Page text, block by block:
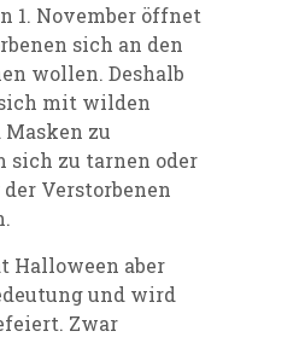
1. November öffnet
sich an den
wollen. Deshalb
mit wilden
zu
sich zu tarnen oder
Verstorbenen
Halloween aber
und wird
Zwar